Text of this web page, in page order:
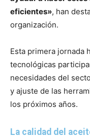
eficientes», han
organización.
Esta primera jornada
tecnológicas
necesidades del
y ajuste de las
los próximos años.
La calidad del